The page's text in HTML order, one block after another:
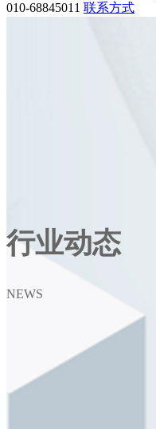
010-68845011 联系方式
行业动态
NEWS